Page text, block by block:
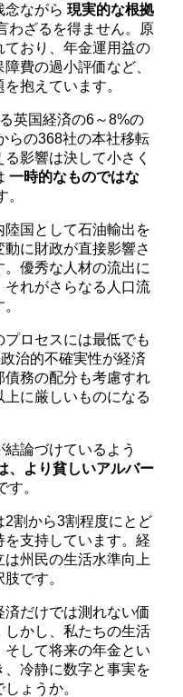
念ながら現実的な根拠
わざるを得ません。原
おり、年金運用益の
費の過小評価など、
抱えています。
英国経済の6～8%の
らの368社の本社移転
影響は決して小さく
一時的なものではな
。
国として石油輸出を
に財政が直接影響さ
優秀な人材の流出に
それがさらなる人口流
ロセスには最低でも
治的不確実性が経済
務の配分も考慮すれ
に厳しいものになる
論づけているよう
、より貧しいアルバー
す。
割から3割程度にとど
を支持しています。経
州民の生活水準向上
です。
だけでは測れない価
かし、私たちの生活
して将来の年金とい
冷静に数字と事実を
ょうか。